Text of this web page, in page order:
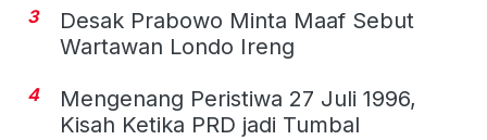
3
Desak Prabowo Minta Maaf Sebut
Wartawan Londo Ireng
4
Mengenang Peristiwa 27 Juli 1996,
Kisah Ketika PRD jadi Tumbal